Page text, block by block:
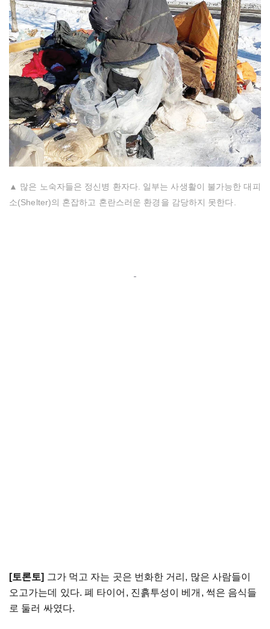
▲ 많은 노숙자들은 정신병 환자다. 일부는 사생활이 불가능한 대피
소(Shelter)의 혼잡하고 혼란스러운 환경을 감당하지 못한다.
[토론토] 그가 먹고 자는 곳은 번화한 거리, 많은 사람들이
오고가는데 있다. 폐 타이어, 진흙투성이 베개, 썩은 음식들
로 둘러 싸였다.